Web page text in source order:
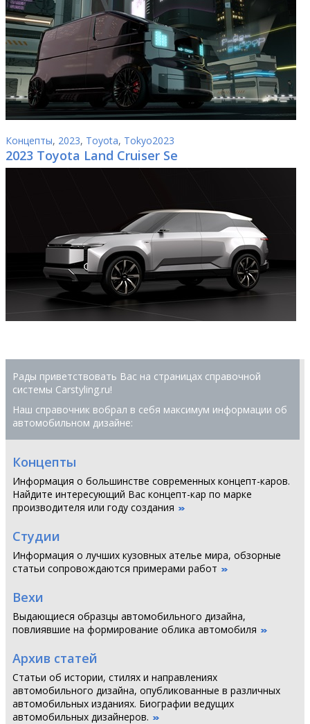
Концепты, 2023, Toyota, Tokyo2023
2023 Toyota Land Cruiser Se
Рады приветствовать Вас на страницах справочной
системы Сarstyling.ru!
Наш справочник вобрал в себя максимум информации об
автомобильном дизайне:
Концепты
Информация о большинстве современных концепт-каров.
Найдите интересующий Вас концепт-кар по марке
производителя или году создания
Студии
Информация о лучших кузовных ателье мира, обзорные
статьи сопровождаются примерами работ
Вехи
Выдающиеся образцы автомобильного дизайна,
повлиявшие на формирование облика автомобиля
Архив статей
Статьи об истории, стилях и направлениях
автомобильного дизайна, опубликованные в различных
автомобильных изданиях. Биографии ведущих
автомобильных дизайнеров.